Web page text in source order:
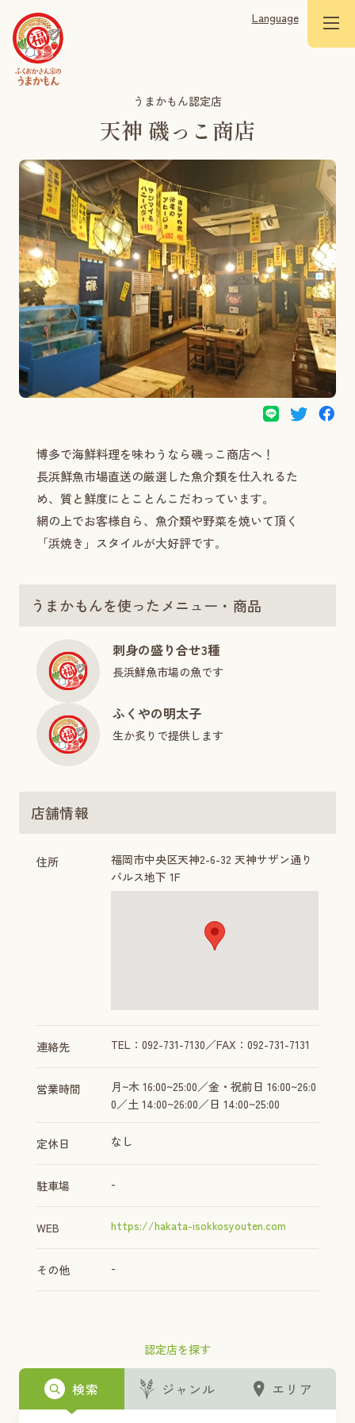
Language
うまかもん認定店
天神 磯っこ商店
認定店を探す
検索 ジャンル エリア
博多で海鮮料理を味わうなら磯っこ商店へ！
長浜鮮魚市場直送の厳選した魚介類を仕入れるた
め、質と鮮度にとことんこだわっています。
網の上でお客様自ら、魚介類や野菜を焼いて頂く
「浜焼き」スタイルが大好評です。
うまかもんを使ったメニュー・商品
刺身の盛り合せ3種
長浜鮮魚市場の魚です
ふくやの明太子
生か炙りで提供します
店舗情報
住所
福岡市中央区天神2-6-32 天神サザン通り
パルス地下 1F
連絡先 TEL：092-731-7130／FAX：092-731-7131
営業時間
月~木 16:00~25:00／金・祝前日 16:00~26:0
0／土 14:00~26:00／日 14:00~25:00
定休日 なし
駐車場 -
WEB https://hakata-isokkosyouten.com
その他 -